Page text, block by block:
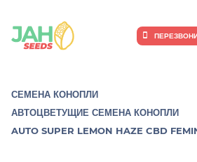
СЕМЕНА КОНОПЛИ
АВТОЦВЕТУЩИЕ СЕМЕНА КОНОПЛИ
AUTO SUPER LEMON HAZE CBD